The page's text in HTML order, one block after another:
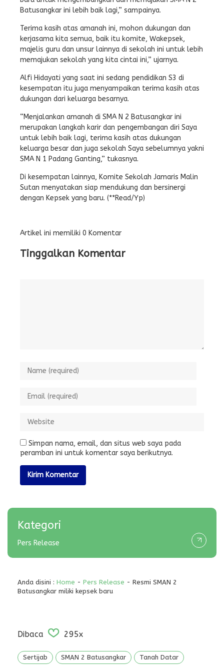
Batusangkar ini lebih baik lagi,” sampainya.
Terima kasih atas amanah ini, mohon dukungan dan
kerjasama kita semua, baik itu komite, Wakepsek,
majelis guru dan unsur lainnya di sekolah ini untuk lebih
memajukan sekolah yang kita cintai ini,” ujarnya.
Alfi Hidayati yang saat ini sedang pendidikan S3 di
kesempatan itu juga menyampaikan terima kasih atas
dukungan dari keluarga besarnya.
“Menjalankan amanah di SMA N 2 Batusangkar ini
merupakan langkah karir dan pengembangan diri Saya
untuk lebih baik lagi, terima kasih atas dukungan
keluarga besar dan juga sekolah Saya sebelumnya yakni
SMA N 1 Padang Ganting,” tukasnya.
Di kesempatan lainnya, Komite Sekolah Jamaris Malin
Sutan menyatakan siap mendukung dan bersinergi
dengan Kepsek yang baru. (**Read/Yp)
Artikel ini memiliki 0 Komentar
Tinggalkan Komentar
Simpan nama, email, dan situs web saya pada
peramban ini untuk komentar saya berikutnya.
Kategori
Pers Release
Anda disini : Home - Pers Release - Resmi SMAN 2
Batusangkar miliki kepsek baru
Dibaca 295x
Sertijab SMAN 2 Batusangkar Tanah Datar